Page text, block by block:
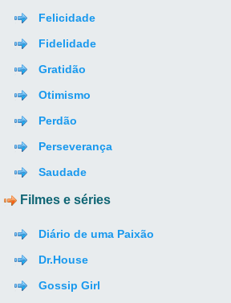
Felicidade
Fidelidade
Gratidão
Otimismo
Perdão
Perseverança
Saudade
Filmes e séries
Diário de uma Paixão
Dr.House
Gossip Girl